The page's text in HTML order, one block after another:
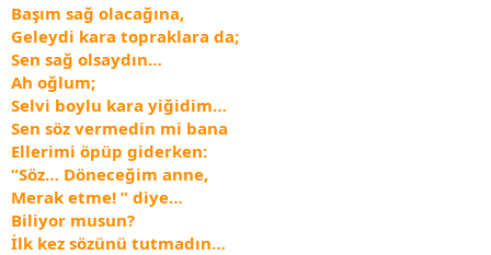
Başım sağ olacağına,
Geleydi kara topraklara da;
Sen sağ olsaydın…
Ah oğlum;
Selvi boylu kara yiğidim…
Sen söz vermedin mi bana
Ellerimi öpüp giderken:
“Söz… Döneceğim anne,
Merak etme! ” diye…
Biliyor musun?
İlk kez sözünü tutmadın…